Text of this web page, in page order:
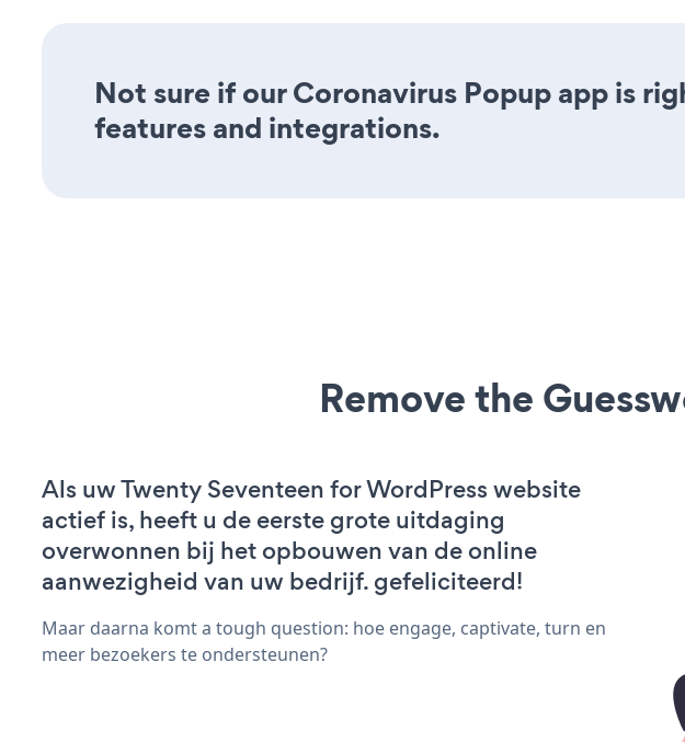
Not sure if our Coronavirus Popup app is
features and integrations.
Remove the
Als uw Twenty Seventeen for WordPress website
actief is, heeft u de eerste grote uitdaging
overwonnen bij het opbouwen van de online
aanwezigheid van uw bedrijf. gefeliciteerd!
Maar daarna komt a tough question: hoe engage, captivate, turn en
meer bezoekers te ondersteunen?